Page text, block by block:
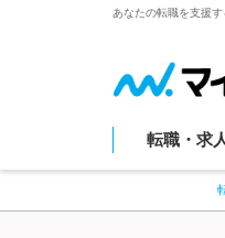
あなたの転職を支援
転職・求